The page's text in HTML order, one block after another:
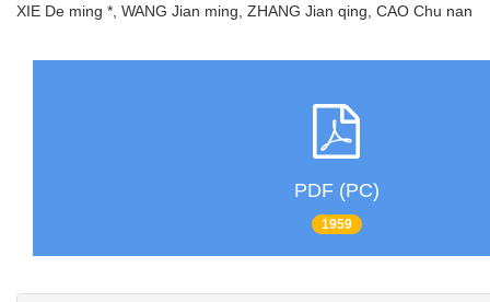
XIE De ming *, WANG Jian ming, ZHANG Jian qing, CAO Chu nan
PDF (PC)
1959